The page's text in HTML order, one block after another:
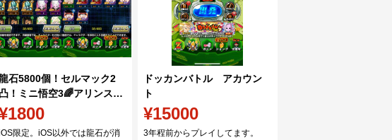
石5800個！セルマック2
凸！ミニ悟空3🌈アリンス2
限定。iOS以外では龍石が消
ドッカンバトル アカウン
ト
¥15000
3年程前からプレイしてます。